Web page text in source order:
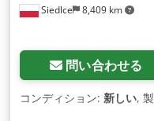
Siedlce 8,409 km
問い合わせる
コンディション: 新しい,